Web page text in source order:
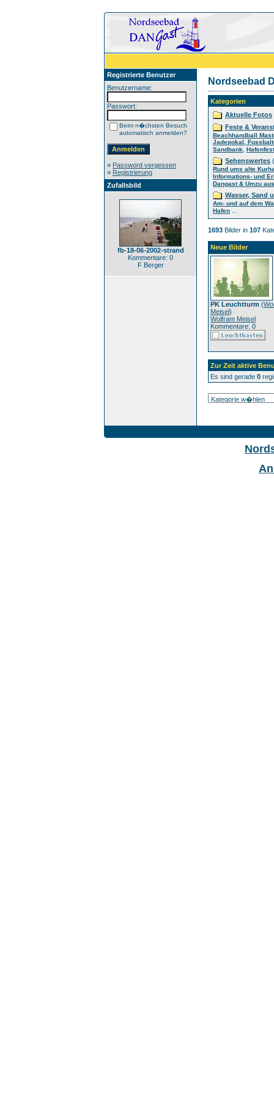
Registrierte Benutzer
Benutzername:
Passwort:
Beim n�chsten Besuch
automatisch anmelden?
» Password vergessen
» Registrierung
Zufallsbild
fb-18-06-2002-strand
Kommentare: 0
F Berger
Nordseebad
Kategorien
Aktuelle Fotos
Feste &
Beachhandball
Jadepokal,
Sandbank
Sehenswertes
Rund ums alte
Informations- und
Dangast & Umzu
Wasser, Sand
Am- und auf dem
Hafen
1693 Bilder in 107
Neue Bilder
PK Leuchtturm (
Meisel)
Wolfram Meisel
Kommentare: 0
Zur Zeit aktive
Es sind gerade 0